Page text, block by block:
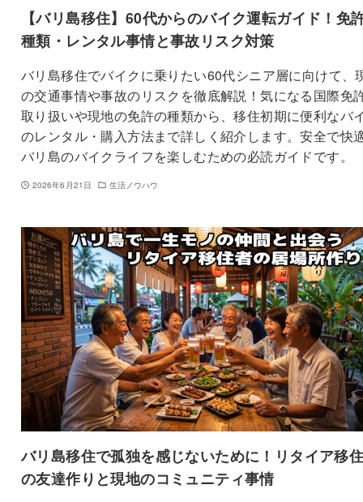
【バリ島移住】60代からのバイク運転ガイド！免
種類・レンタル事情と事故リスク対策
バリ島移住でバイクに乗りたい60代シニア層に向けて、
の交通事情や事故のリスクを徹底解説！気になる国際免
取り扱いや現地の免許の種類から、移住初期に便利なバ
のレンタル・購入方法まで詳しく紹介します。安全で快
バリ島のバイクライフを楽しむための必読ガイドです。
2026年6月21日 生活ノウハウ
バリ島移住で孤独を感じないために！リタイア移
の友達作りと現地のコミュニティ事情